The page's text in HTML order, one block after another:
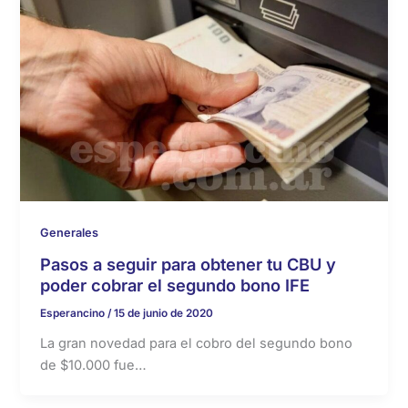
Generales
Pasos a seguir para obtener tu CBU y
poder cobrar el segundo bono IFE
Esperancino /15 de junio de 2020
La gran novedad para el cobro del segundo bono
de $10.000 fue…